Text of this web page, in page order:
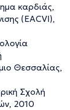
καρδιάς,
(EACVI),
Θεσσαλίας,
Σχολή
2010